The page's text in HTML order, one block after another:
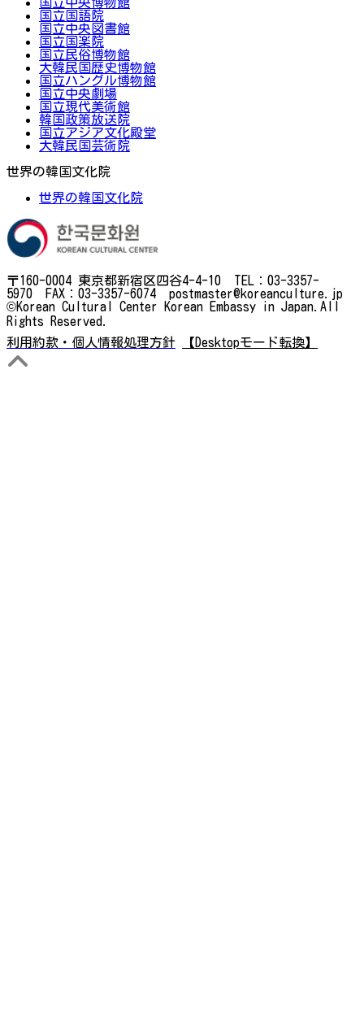
国立国語院
国立中央図書館
国立国楽院
国立民俗博物館
大韓民国歴史博物館
国立ハングル博物館
国立中央劇場
国立現代美術館
韓国政策放送院
国立アジア文化殿堂
大韓民国芸術院
世界の韓国文化院
世界の韓国文化院
〒160-0004 東京都新宿区四谷4-4-10 TEL：03-3357-
5970 FAX：03-3357-6074 postmaster@koreanculture.jp
©Korean Cultural Center Korean Embassy in Japan.All
Rights Reserved.
利用約款・個人情報処理方針
【Desktopモード転換】